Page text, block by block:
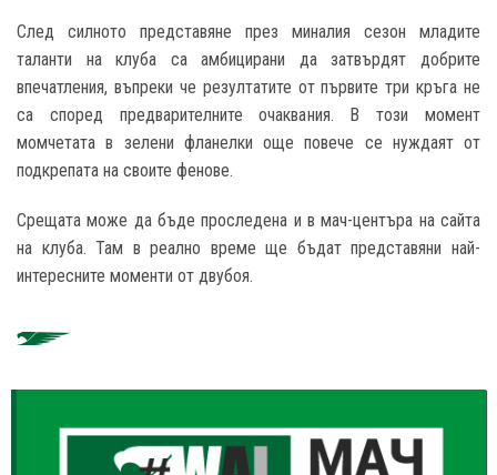
След силното представяне през миналия сезон младите
таланти на клуба са амбицирани да затвърдят добрите
впечатления, въпреки че резултатите от първите три кръга не
са според предварителните очаквания. В този момент
момчетата в зелени фланелки още повече се нуждаят от
подкрепата на своите фенове.
Срещата може да бъде проследена и в мач-центъра на сайта
на клуба. Там в реално време ще бъдат представяни най-
интересните моменти от двубоя.